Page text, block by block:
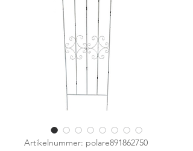
Artikelnummer: polare891862750